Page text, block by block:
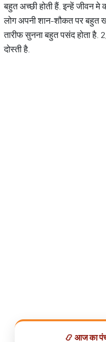
बहुत अच्छी होती हैं. इन्हें जीवन मे
लोग अपनी शान-शौकत पर बहुत
तारीफ सुनना बहुत पसंद होता है.
दोस्ती है.
📿 आज का